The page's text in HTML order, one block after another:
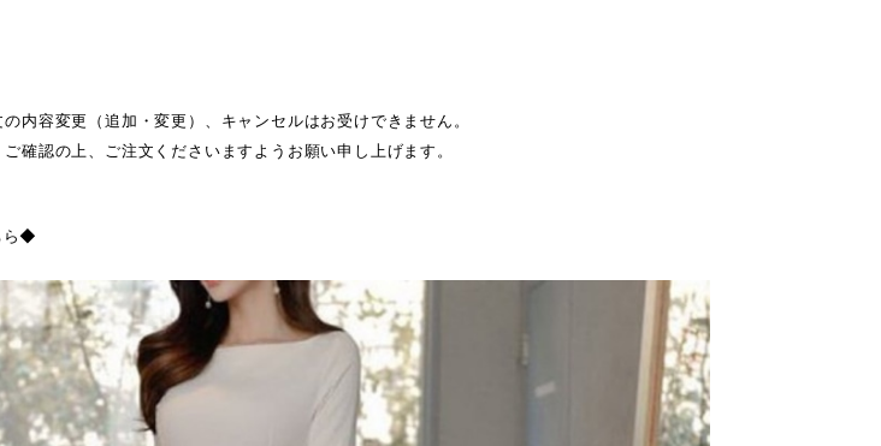
内容変更（追加・変更）、キャンセルはお受けできません。
確認の上、ご注文くださいますようお願い申し上げます。
ら◆